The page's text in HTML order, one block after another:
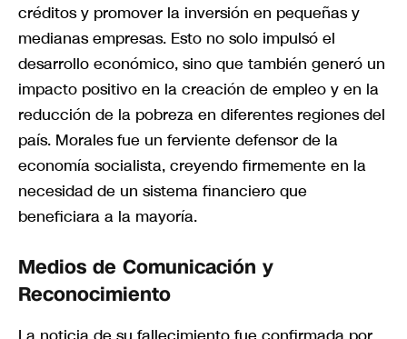
créditos y promover la inversión en pequeñas y
medianas empresas. Esto no solo impulsó el
desarrollo económico, sino que también generó un
impacto positivo en la creación de empleo y en la
reducción de la pobreza en diferentes regiones del
país. Morales fue un ferviente defensor de la
economía socialista, creyendo firmemente en la
necesidad de un sistema financiero que
beneficiara a la mayoría.
Medios de Comunicación y
Reconocimiento